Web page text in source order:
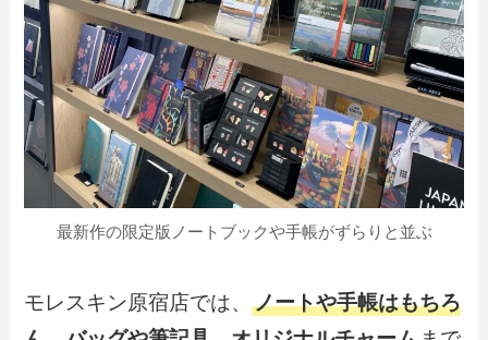
最新作の限定版ノートブックや手帳がずらりと並ぶ
モレスキン原宿店では、ノートや手帳はもちろ